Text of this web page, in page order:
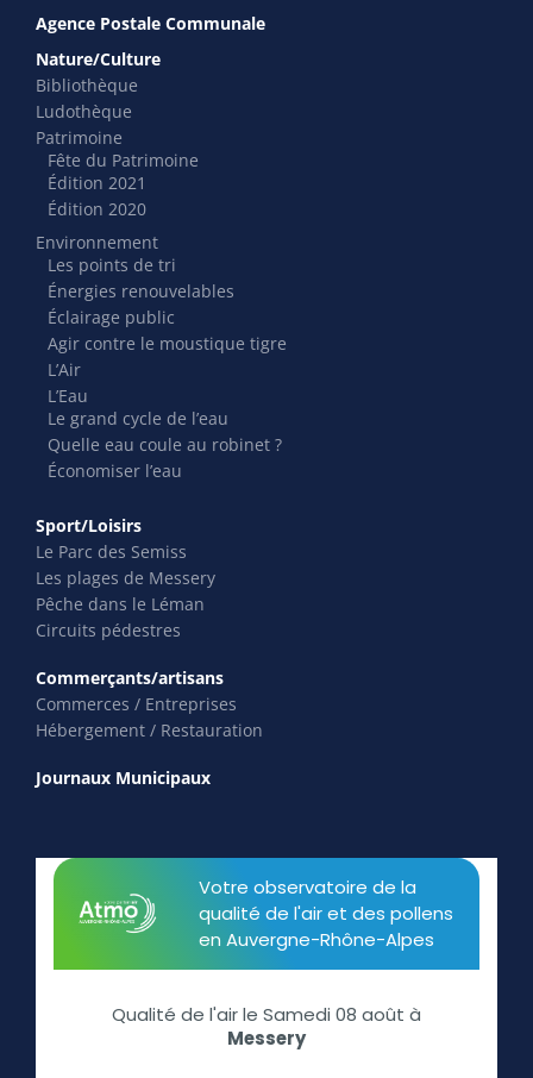
Agence Postale Communale
Nature/Culture
Bibliothèque
Ludothèque
Patrimoine
Fête du Patrimoine
Édition 2021
Édition 2020
Environnement
Les points de tri
Énergies renouvelables
Éclairage public
Agir contre le moustique tigre
L’Air
L’Eau
Le grand cycle de l’eau
Quelle eau coule au robinet ?
Économiser l’eau
Sport/Loisirs
Le Parc des Semiss
Les plages de Messery
Pêche dans le Léman
Circuits pédestres
Commerçants/artisans
Commerces / Entreprises
Hébergement / Restauration
Journaux Municipaux